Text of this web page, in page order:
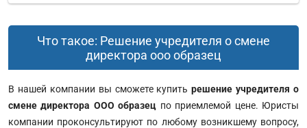
Что такое: Решение учредителя о смене
директора ооо образец
В нашей компании вы сможете купитьрешение учредителя о
смене директора ООО образец по приемлемой цене. Юристы
компании проконсультируют по любому возникшему вопросу,